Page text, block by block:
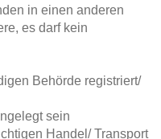
in einen anderen
es darf kein
Behörde registriert/
sein
Handel/ Transport